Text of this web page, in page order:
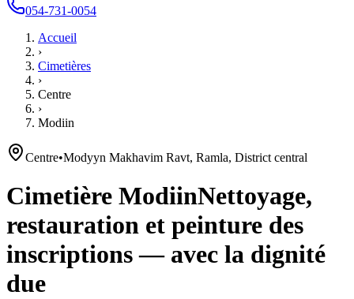
054-731-0054
Accueil
›
Cimetières
›
Centre
›
Modiin
Centre•Modyyn Makhavim Ravt, Ramla, District central
Cimetière ModiinNettoyage,
restauration et peinture des
inscriptions — avec la dignité
due